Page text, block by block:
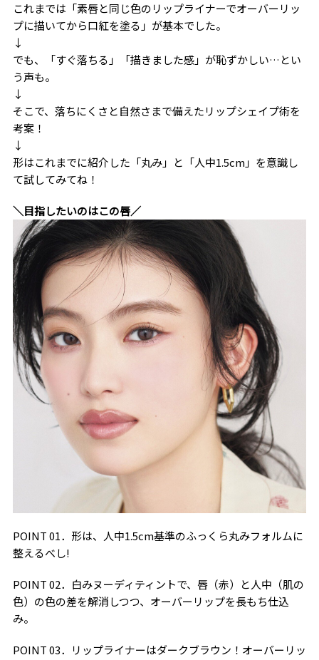
これまでは「素唇と同じ色のリップライナーでオーバーリッ
プに描いてから口紅を塗る」が基本でした。
↓
でも、「すぐ落ちる」「描きました感」が恥ずかしい…とい
う声も。
↓
そこで、落ちにくさと自然さまで備えたリップシェイプ術を
考案！
↓
形はこれまでに紹介した「丸み」と「人中1.5cm」を意識し
て試してみてね！
＼目指したいのはこの唇／
POINT 01．形は、人中1.5cm基準のふっくら丸みフォルムに
整えるべし!
POINT 02．白みヌーディティントで、唇（赤）と人中（肌の
色）の色の差を解消しつつ、オーバーリップを長もち仕込
み。
POINT 03．リップライナーはダークブラウン！オーバーリッ